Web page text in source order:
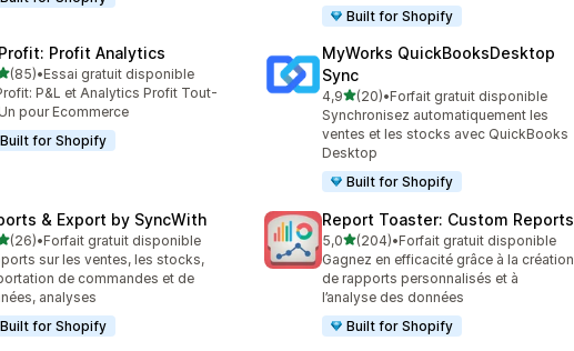
Built for Shopify
Profit Analytics
sur 5
(85)au total
•Essai gratuit disponible
P&L et Analytics Profit Tout-
pour Ecommerce
Built for Shopify
MyWorks QuickBooksDesktop
Sync
4,9étoile(s) sur 5
(20)
20 avis au total
•Forfait gratuit disponible
Synchronisez automatiquement les
ventes et les stocks avec QuickBooks
Desktop
Built for Shopify
& Export by SyncWith
sur 5
(26)au total
•Forfait gratuit disponible
sur les ventes, les stocks,
de commandes et de
analyses
Built for Shopify
Report Toaster: Custom Reports
5,0étoile(s) sur 5
(204)
204 avis au total
•Forfait gratuit disponible
Gagnez en efficacité grâce à la création
de rapports personnalisés et à
l’analyse des données
Built for Shopify